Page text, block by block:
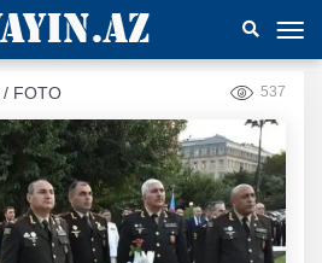
/ FOTO 537